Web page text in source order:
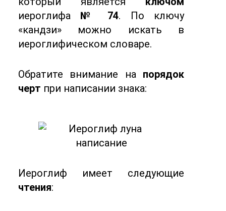
иероглифа № 74. По ключу
«кандзи» можно искать в
иероглифическом словаре.
Обратите внимание на порядок
черт при написании знака:
Иероглиф имеет следующие
чтения: